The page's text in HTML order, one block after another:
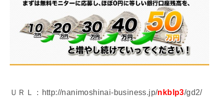
ＵＲＬ：http://nanimoshinai-business.jp/nkblp3/gd2/